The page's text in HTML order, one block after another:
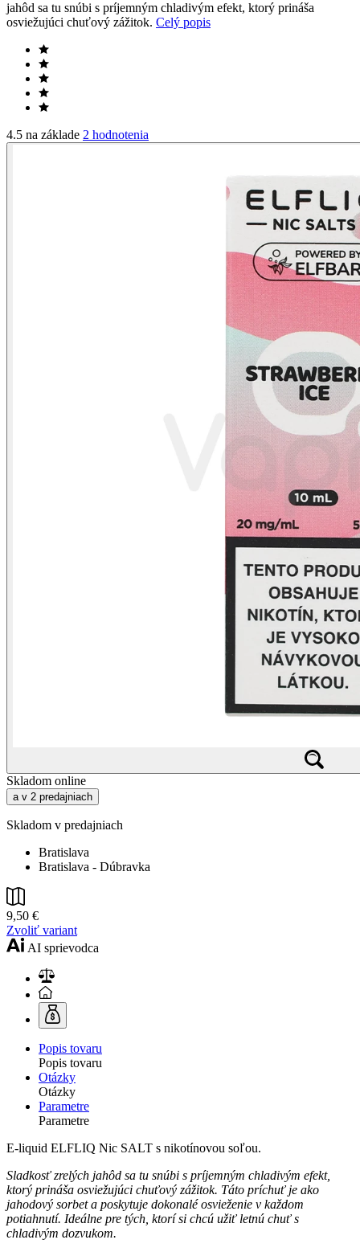
jahôd sa tu snúbi s príjemným chladivým efekt, ktorý prináša
osviežujúci chuťový zážitok. Celý popis
4.5 na základe 2 hodnotenia
Skladom online
a v 2 predajniach
Skladom v predajniach
Bratislava
Bratislava - Dúbravka
9,50 €
Zvoliť variant
AI sprievodca
Popis tovaru
Popis tovaru
Otázky
Otázky
Parametre
Parametre
E-liquid ELFLIQ Nic SALT s nikotínovou soľou.
Sladkosť zrelých jahôd sa tu snúbi s príjemným chladivým efekt,
ktorý prináša osviežujúci chuťový zážitok. Táto príchuť je ako
jahodový sorbet a poskytuje dokonalé osvieženie v každom
potiahnutí. Ideálne pre tých, ktorí si chcú užiť letnú chuť s
chladivým dozvukom.